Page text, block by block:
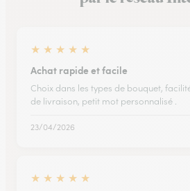
★ ★ ★ ★ ★
Achat rapide et facile
Choix dans les types de bouquet,
de livraison, petit mot personnalisé .
23/04/2026
★ ★ ★ ★ ★